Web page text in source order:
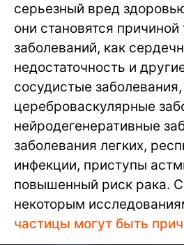
серьезный вред
они становятся причиной
заболеваний, как
недостаточность и
сосудистые заболевания,
цереброваскулярные
нейродегенеративные
заболевания легких,
инфекции, приступы
повышенный риск рака.
некоторым
частицы могут быть